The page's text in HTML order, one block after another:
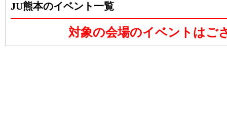
JU熊本のイベント一覧
対象の会場のイベントはご